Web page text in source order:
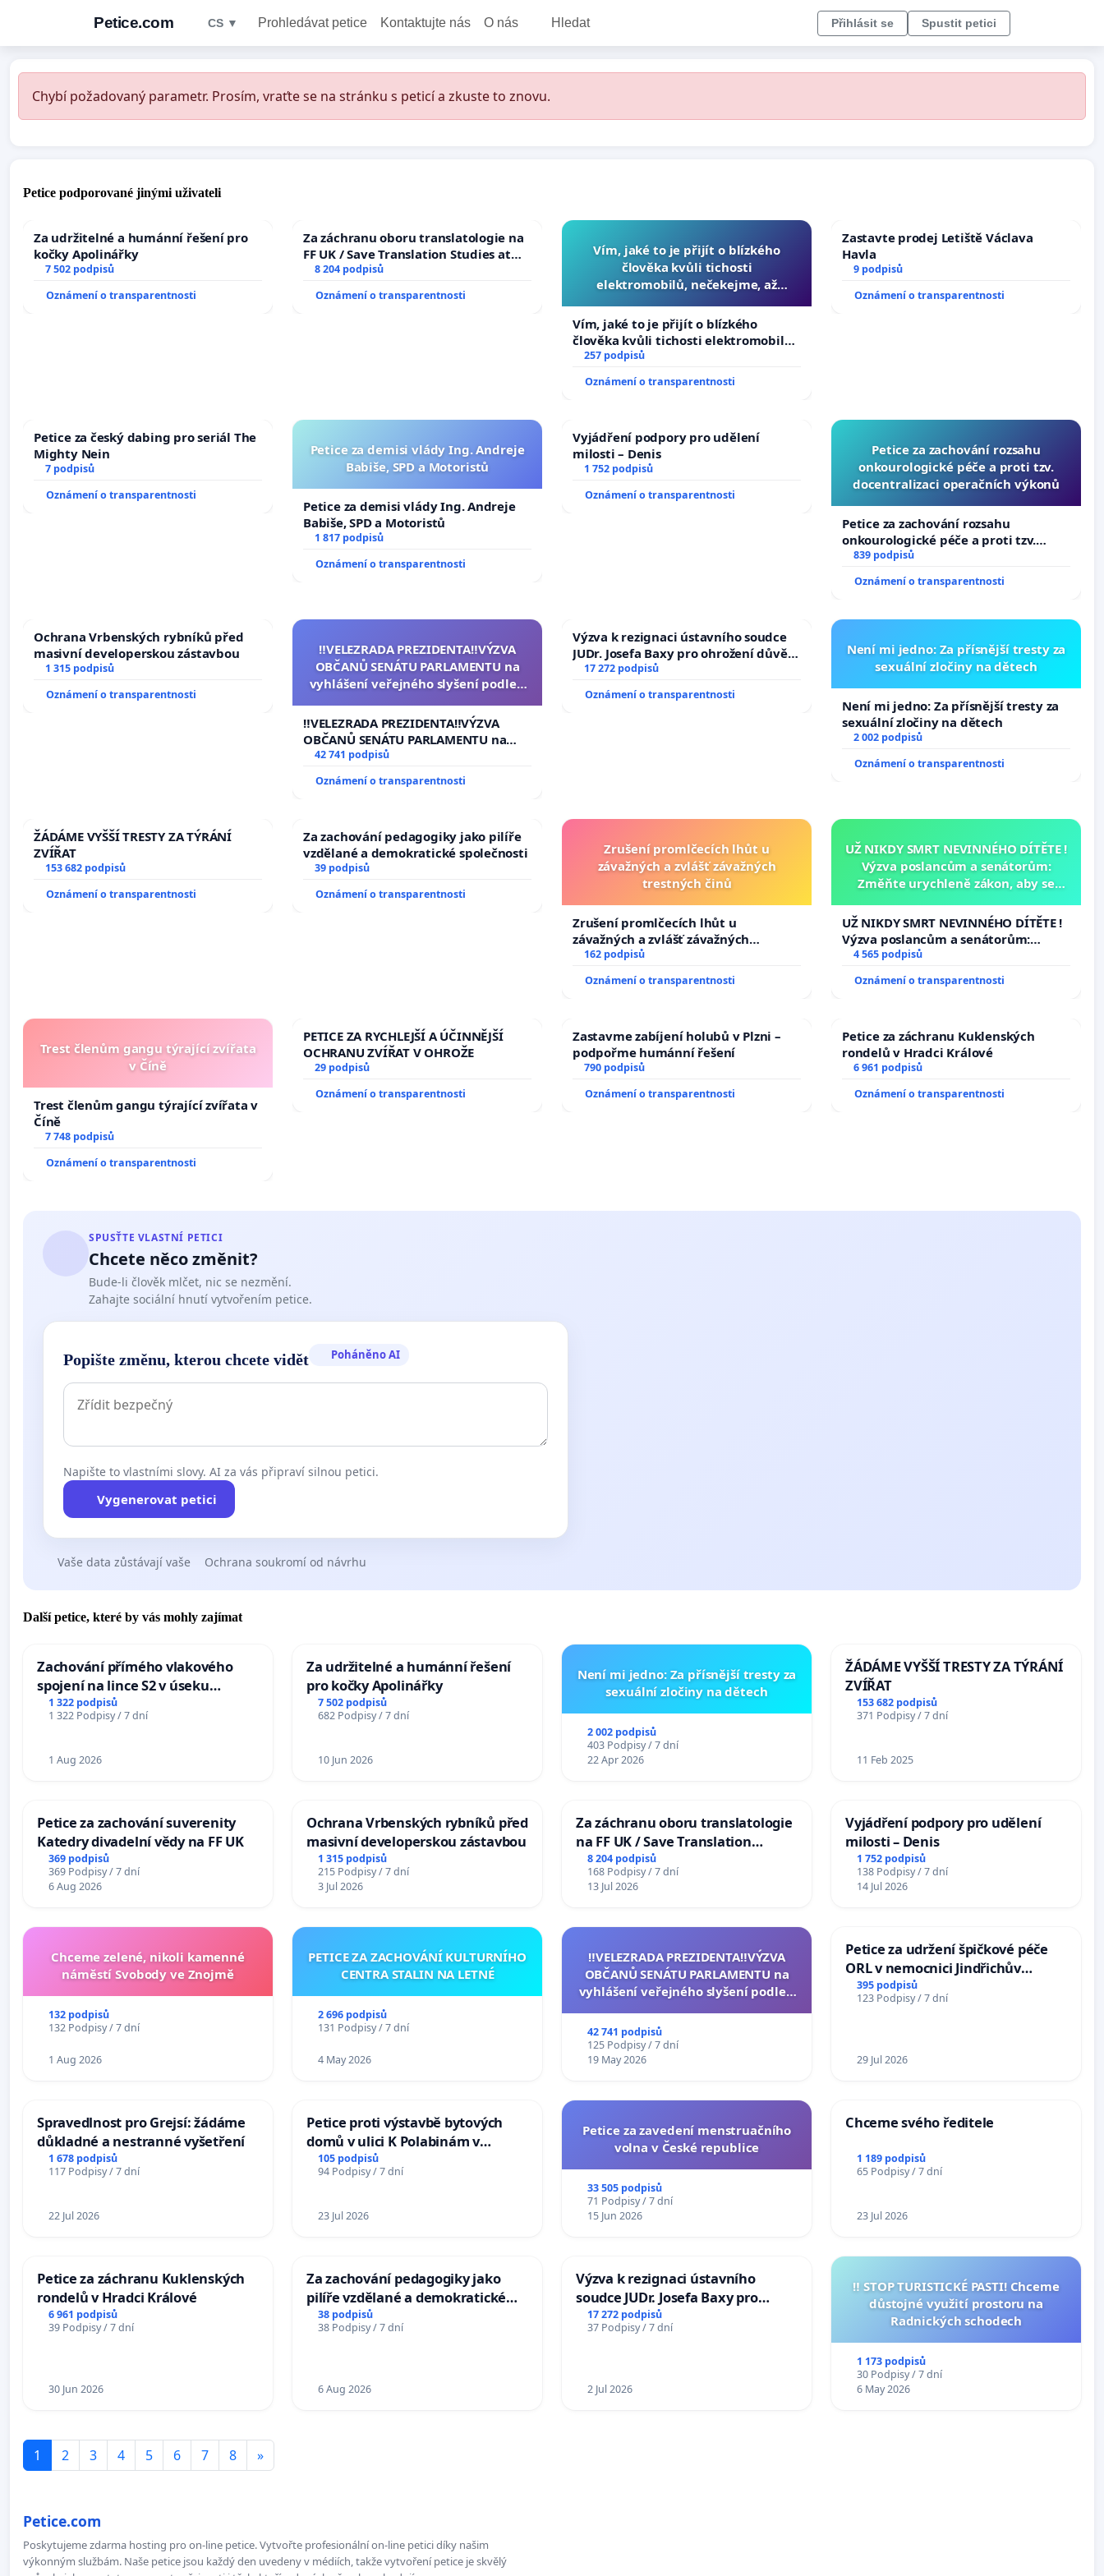
Petice.com CS ▼ Prohledávat petice Kontaktujte nás O nás Hledat Přihlásit se Spustit petici
Chybí požadovaný parametr. Prosím, vraťte se na stránku s peticí a zkuste to znovu.
Petice podporované jinými uživateli
Za udržitelné a humánní řešení pro
kočky Apolinářky
7 502 podpisů
Oznámení o transparentnosti
Za záchranu oboru translatologie na
FF UK / Save Translation Studies at
the Faculty of Arts, Charles
University
8 204 podpisů
Oznámení o transparentnosti
Vím, jaké to je přijít o blízkého
člověka kvůli tichosti
elektromobilů, nečekejme, až
auta!
Vím, jaké to je přijít o blízkého
člověka kvůli tichosti elektromobilů,
nečekejme, až přibydou další,
zaveďme slyšitelná auta!
257 podpisů
Oznámení o transparentnosti
Zastavte prodej Letiště Václava
Havla
9 podpisů
Oznámení o transparentnosti
Petice za český dabing pro seriál The
Mighty Nein
7 podpisů
Oznámení o transparentnosti
Petice za demisi vlády Ing. Andreje
Babiše, SPD a Motoristů
Petice za demisi vlády Ing. Andreje
Babiše, SPD a Motoristů
1 817 podpisů
Oznámení o transparentnosti
Vyjádření podpory pro udělení
milosti – Denis
1 752 podpisů
Oznámení o transparentnosti
Petice za zachování rozsahu
onkourologické péče a proti tzv.
docentralizaci operačních výkonů
Petice za zachování rozsahu
onkourologické péče a proti tzv.
docentralizaci operačních výkonů
839 podpisů
Oznámení o transparentnosti
Ochrana Vrbenských rybníků před
masivní developerskou zástavbou
1 315 podpisů
Oznámení o transparentnosti
‼️VELEZRADA PREZIDENTA‼️VÝZVA
OBČANŮ SENÁTU PARLAMENTU na
vyhlášení veřejného slyšení podle §
na přijetí usnesení k podání ústavní
žaloby na prezidenta republiky
‼️VELEZRADA PREZIDENTA‼️VÝZVA
OBČANŮ SENÁTU PARLAMENTU na
vyhlášení veřejného slyšení podle §
144 jednacího řádu Senátu k návrhu
na přijetí usnesení k podání ústavní
42 741 podpisů
Oznámení o transparentnosti
Výzva k rezignaci ústavního soudce
JUDr. Josefa Baxy pro ohrožení důvěry
ve spravedlivý proces
17 272 podpisů
Oznámení o transparentnosti
Není mi jedno: Za přísnější tresty za
sexuální zločiny na dětech
Není mi jedno: Za přísnější tresty za
sexuální zločiny na dětech
2 002 podpisů
Oznámení o transparentnosti
ŽÁDÁME VYŠŠÍ TRESTY ZA TÝRÁNÍ
ZVÍŘAT
153 682 podpisů
Oznámení o transparentnosti
Za zachování pedagogiky jako pilíře
vzdělané a demokratické společnosti
39 podpisů
Oznámení o transparentnosti
Zrušení promlčecích lhůt u
závažných a zvlášť závažných
trestných činů
Zrušení promlčecích lhůt u
závažných a zvlášť závažných
trestných činů
162 podpisů
Oznámení o transparentnosti
UŽ NIKDY SMRT NEVINNÉHO DÍTĚTE !
Výzva poslancům a senátorům:
Změňte urychleně zákon, aby se
opakovat!
UŽ NIKDY SMRT NEVINNÉHO DÍTĚTE !
Výzva poslancům a senátorům:
Změňte urychleně zákon, aby se
tragédie malé Viktorky už nemohla
opakovat!
4 565 podpisů
Oznámení o transparentnosti
Trest členům gangu týrající zvířata
v Číně
Trest členům gangu týrající zvířata v
Číně
7 748 podpisů
Oznámení o transparentnosti
PETICE ZA RYCHLEJŠÍ A ÚČINNĚJŠÍ
OCHRANU ZVÍŘAT V OHROŽE
29 podpisů
Oznámení o transparentnosti
Zastavme zabíjení holubů v Plzni –
podpořme humánní řešení
790 podpisů
Oznámení o transparentnosti
Petice za záchranu Kuklenských
rondelů v Hradci Králové
6 961 podpisů
Oznámení o transparentnosti
SPUSŤTE VLASTNÍ PETICI
Chcete něco změnit?
Bude-li člověk mlčet, nic se nezmění.
Zahajte sociální hnutí vytvořením petice.
Popište změnu, kterou chcete vidět Poháněno AI
Napište to vlastními slovy. AI za vás připraví silnou petici.
Vygenerovat petici
Vaše data zůstávají vaše Ochrana soukromí od návrhu
Další petice, které by vás mohly zajímat
Zachování přímého vlakového
spojení na lince S2 v úseku
Ostrava – Bohumín – Karviná –
Mosty u Jablunkova
1 322 podpisů
1 322 Podpisy / 7 dní
1 Aug 2026
Za udržitelné a humánní řešení
pro kočky Apolinářky
7 502 podpisů
682 Podpisy / 7 dní
10 Jun 2026
Není mi jedno: Za přísnější tresty za
sexuální zločiny na dětech
2 002 podpisů
403 Podpisy / 7 dní
22 Apr 2026
ŽÁDÁME VYŠŠÍ TRESTY ZA TÝRÁNÍ
ZVÍŘAT
153 682 podpisů
371 Podpisy / 7 dní
11 Feb 2025
Petice za zachování suverenity
Katedry divadelní vědy na FF UK
369 podpisů
369 Podpisy / 7 dní
6 Aug 2026
Ochrana Vrbenských rybníků před
masivní developerskou zástavbou
1 315 podpisů
215 Podpisy / 7 dní
3 Jul 2026
Za záchranu oboru translatologie
na FF UK / Save Translation
Studies at the Faculty of Arts,
Charles University
8 204 podpisů
168 Podpisy / 7 dní
13 Jul 2026
Vyjádření podpory pro udělení
milosti – Denis
1 752 podpisů
138 Podpisy / 7 dní
14 Jul 2026
Chceme zelené, nikoli kamenné
náměstí Svobody ve Znojmě
132 podpisů
132 Podpisy / 7 dní
1 Aug 2026
PETICE ZA ZACHOVÁNÍ KULTURNÍHO
CENTRA STALIN NA LETNÉ
2 696 podpisů
131 Podpisy / 7 dní
4 May 2026
‼️VELEZRADA PREZIDENTA‼️VÝZVA
OBČANŮ SENÁTU PARLAMENTU na
vyhlášení veřejného slyšení podle §
na přijetí usnesení k podání ústavní
žaloby na prezidenta republiky
42 741 podpisů
125 Podpisy / 7 dní
19 May 2026
Petice za udržení špičkové péče
ORL v nemocnici Jindřichův
Hradec
395 podpisů
123 Podpisy / 7 dní
29 Jul 2026
Spravedlnost pro Grejsí: žádáme
důkladné a nestranné vyšetření
1 678 podpisů
117 Podpisy / 7 dní
22 Jul 2026
Petice proti výstavbě bytových
domů v ulici K Polabinám v
Pardubicích
105 podpisů
94 Podpisy / 7 dní
23 Jul 2026
Petice za zavedení menstruačního
volna v České republice
33 505 podpisů
71 Podpisy / 7 dní
15 Jun 2026
Chceme svého ředitele
1 189 podpisů
65 Podpisy / 7 dní
23 Jul 2026
Petice za záchranu Kuklenských
rondelů v Hradci Králové
6 961 podpisů
39 Podpisy / 7 dní
30 Jun 2026
Za zachování pedagogiky jako
pilíře vzdělané a demokratické
společnosti
38 podpisů
38 Podpisy / 7 dní
6 Aug 2026
Výzva k rezignaci ústavního
soudce JUDr. Josefa Baxy pro
ohrožení důvěry ve spravedlivý
proces
17 272 podpisů
37 Podpisy / 7 dní
2 Jul 2026
‼️ STOP TURISTICKÉ PASTI! Chceme
důstojné využití prostoru na
Radnických schodech
1 173 podpisů
30 Podpisy / 7 dní
6 May 2026
1 2 3 4 5 6 7 8 »
Petice.com
Poskytujeme zdarma hosting pro on-line petice. Vytvořte profesionální on-line petici díky našim
výkonným službám. Naše petice jsou každý den uvedeny v médiích, takže vytvoření petice je skvělý